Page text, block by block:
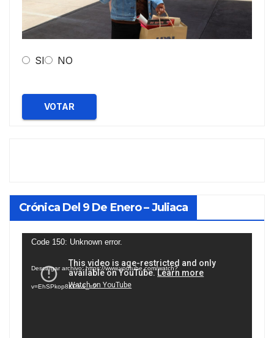
SI NO
VOTAR
Crónica Del 9 De Enero – Juliaca
Reproductor
vídeo
Code 150: Unknown error.
Descargar archivo: https://www.youtube.com/watch?
v=EhSPkop8KPY&_=2